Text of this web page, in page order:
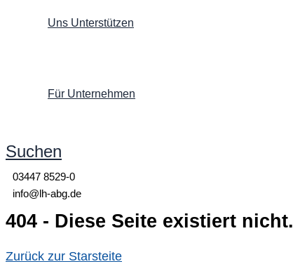
Uns Unterstützen
Für Unternehmen
Suchen
03447 8529-0
info@lh-abg.de
404 - Diese Seite existiert nicht.
Zurück zur Starsteite